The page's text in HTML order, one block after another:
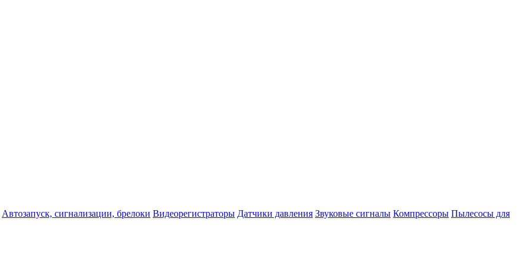
Автозапуск, сигнализации, брелоки Видеорегистраторы Датчики давления Звуковые сигналы Компрессоры Пылесосы для